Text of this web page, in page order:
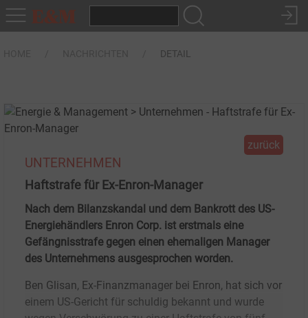
DETAIL
zurück
UNTERNEHMEN
Haftstrafe für Ex-Enron-Manager
Nach dem Bilanzskandal und dem Bankrott des US-
Energiehändlers Enron Corp. ist erstmals eine
Gefängnisstrafe gegen einen ehemaligen Manager
des Unternehmens ausgesprochen worden.
Ben Glisan, Ex-Finanzmanager bei Enron, hat sich vor
einem US-Gericht für schuldig bekannt und wurde